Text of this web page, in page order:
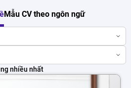
Mẫu CV theo ngôn ngữ
nhiều nhất